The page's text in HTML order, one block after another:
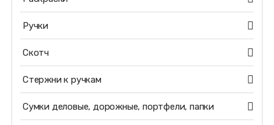
Ручки
Скотч
Стержни к ручкам
Сумки деловые, дорожные, портфели, папки